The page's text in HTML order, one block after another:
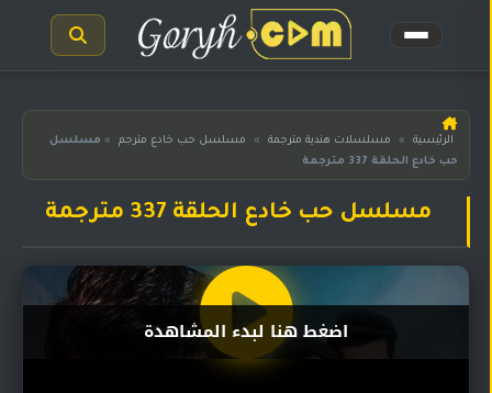
الرئيسية
مسلسلات
المترجمة
الرئيسية » مسلسلات هندية مترجمة » مسلسل حب خادع مترجم » مسلسل
حب خادع الحلقة 337 مترجمة
مسلسل حب خادع الحلقة 337 مترجمة
اضغط هنا لبدء المشاهدة